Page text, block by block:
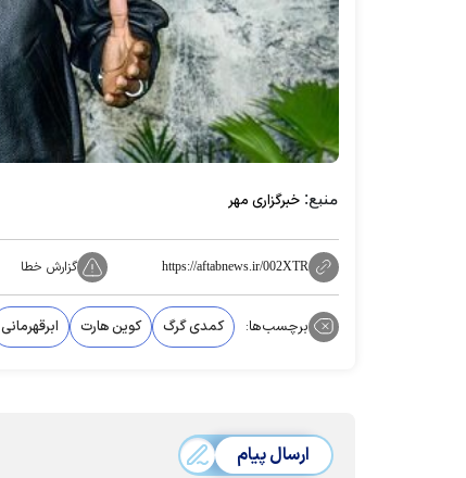
منبع: خبرگزاری مهر
https://aftabnews.ir/002XTR گزارش خطا
برچسب‌ها: کمدی گرگ کوین هارت ابرقهرمانی
ارسال پیام